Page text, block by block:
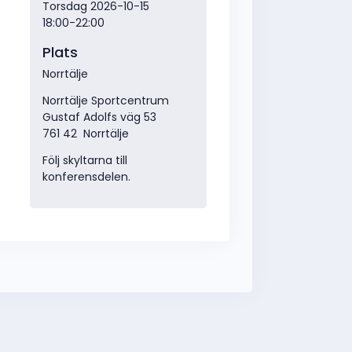
Torsdag 2026-10-15
18:00-22:00
Plats
Norrtälje
Norrtälje Sportcentrum
Gustaf Adolfs väg 53
761 42 Norrtälje
Följ skyltarna till
konferensdelen.